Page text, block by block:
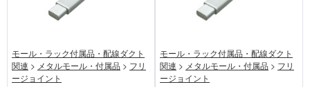
モール・ラック付属品・配線ダクト
関連 > メタルモール・付属品 > フリ
ージョイント
モール・ラック付属品・配線ダクト
関連 > メタルモール・付属品 > フリ
ージョイント